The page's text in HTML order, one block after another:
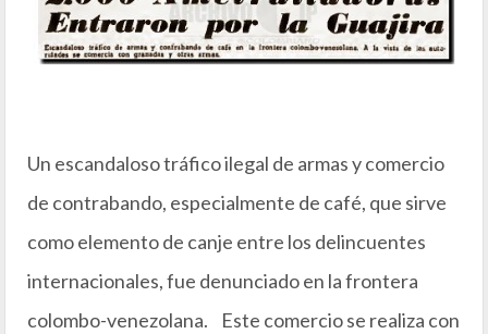
Un escandaloso tráfico ilegal de armas y comercio
de contrabando, especialmente de café, que sirve
como elemento de canje entre los delincuentes
internacionales, fue denunciado en la frontera
colombo-venezolana. Este comercio se realiza con